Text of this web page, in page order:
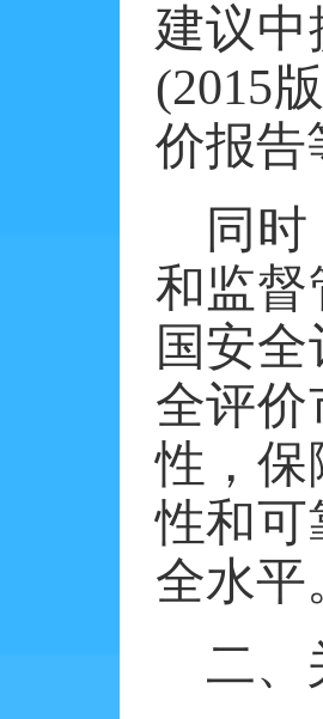
建议
(2015
价报告
同
和监督
国安
全评
性，保
性和可
全水平
二、